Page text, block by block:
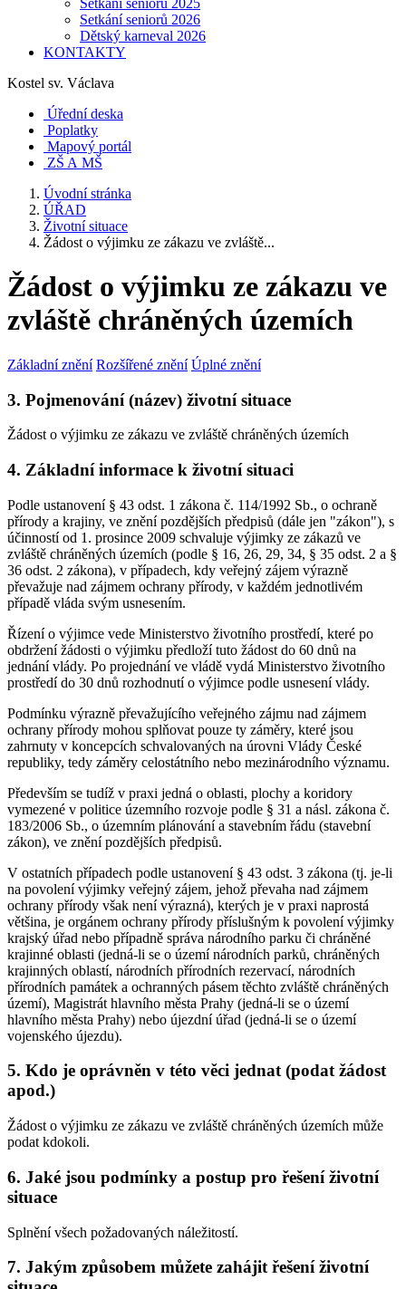
Setkání seniorů 2025
Setkání seniorů 2026
Dětský karneval 2026
KONTAKTY
Kostel sv. Václava
Úřední deska
Poplatky
Mapový portál
ZŠ A MŠ
Úvodní stránka
ÚŘAD
Životní situace
Žádost o výjimku ze zákazu ve zvláště...
Žádost o výjimku ze zákazu ve
zvláště chráněných územích
Základní znění Rozšířené znění Úplné znění
3. Pojmenování (název) životní situace
Žádost o výjimku ze zákazu ve zvláště chráněných územích
4. Základní informace k životní situaci
Podle ustanovení § 43 odst. 1 zákona č. 114/1992 Sb., o ochraně
přírody a krajiny, ve znění pozdějších předpisů (dále jen "zákon"), s
účinností od 1. prosince 2009 schvaluje výjimky ze zákazů ve
zvláště chráněných územích (podle § 16, 26, 29, 34, § 35 odst. 2 a §
36 odst. 2 zákona), v případech, kdy veřejný zájem výrazně
převažuje nad zájmem ochrany přírody, v každém jednotlivém
případě vláda svým usnesením.
Řízení o výjimce vede Ministerstvo životního prostředí, které po
obdržení žádosti o výjimku předloží tuto žádost do 60 dnů na
jednání vlády. Po projednání ve vládě vydá Ministerstvo životního
prostředí do 30 dnů rozhodnutí o výjimce podle usnesení vlády.
Podmínku výrazně převažujícího veřejného zájmu nad zájmem
ochrany přírody mohou splňovat pouze ty záměry, které jsou
zahrnuty v koncepcích schvalovaných na úrovni Vlády České
republiky, tedy záměry celostátního nebo mezinárodního významu.
Především se tudíž v praxi jedná o oblasti, plochy a koridory
vymezené v politice územního rozvoje podle § 31 a násl. zákona č.
183/2006 Sb., o územním plánování a stavebním řádu (stavební
zákon), ve znění pozdějších předpisů.
V ostatních případech podle ustanovení § 43 odst. 3 zákona (tj. je-li
na povolení výjimky veřejný zájem, jehož převaha nad zájmem
ochrany přírody však není výrazná), kterých je v praxi naprostá
většina, je orgánem ochrany přírody příslušným k povolení výjimky
krajský úřad nebo případně správa národního parku či chráněné
krajinné oblasti (jedná-li se o území národních parků, chráněných
krajinných oblastí, národních přírodních rezervací, národních
přírodních památek a ochranných pásem těchto zvláště chráněných
území), Magistrát hlavního města Prahy (jedná-li se o území
hlavního města Prahy) nebo újezdní úřad (jedná-li se o území
vojenského újezdu).
5. Kdo je oprávněn v této věci jednat (podat žádost
apod.)
Žádost o výjimku ze zákazu ve zvláště chráněných územích může
podat kdokoli.
6. Jaké jsou podmínky a postup pro řešení životní
situace
Splnění všech požadovaných náležitostí.
7. Jakým způsobem můžete zahájit řešení životní